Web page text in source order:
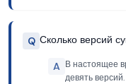
Q Сколько версий
A В настоящее
девять версий.